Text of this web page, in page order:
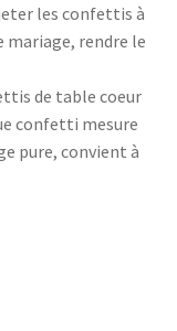
les confettis à
mariage, rendre le
de table coeur
confetti mesure
pure, convient à